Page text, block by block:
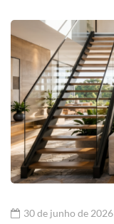
30 de junho de 2026